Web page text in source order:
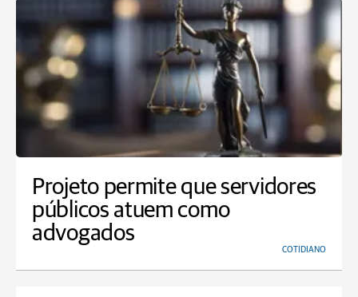
Projeto permite que servidores
públicos atuem como
advogados
COTIDIANO